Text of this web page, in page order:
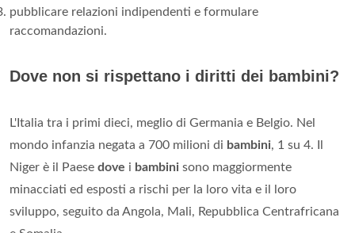
pubblicare relazioni indipendenti e formulare
raccomandazioni.
Dove non si rispettano i diritti dei bambini?
L'Italia tra i primi dieci, meglio di Germania e Belgio. Nel
mondo infanzia negata a 700 milioni di bambini, 1 su 4. Il
Niger è il Paese dove i bambini sono maggiormente
minacciati ed esposti a rischi per la loro vita e il loro
sviluppo, seguito da Angola, Mali, Repubblica Centrafricana